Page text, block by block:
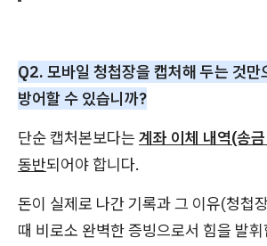
Q2. 모바일 청첩장을 캡처해 두는 것만
방어할 수 있습니까?
단순 캡처본보다는 계좌 이체 내역(송
동반되어야 합니다.
돈이 실제로 나간 기록과 그 이유(청첩
때 비로소 완벽한 증빙으로서 힘을 발